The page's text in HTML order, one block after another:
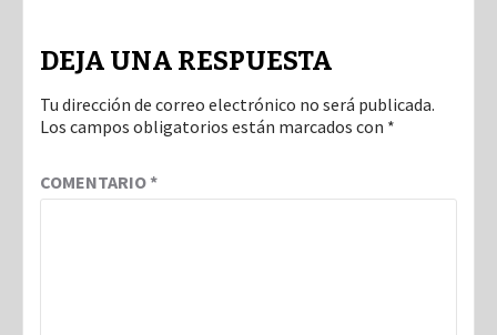
DEJA UNA RESPUESTA
Tu dirección de correo electrónico no será publicada.
Los campos obligatorios están marcados con *
COMENTARIO*